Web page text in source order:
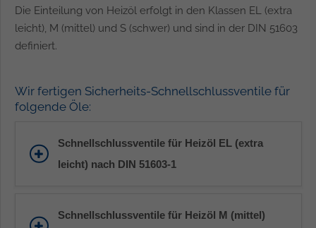
Die Einteilung von Heizöl erfolgt in den Klassen EL (extra
leicht), M (mittel) und S (schwer) und sind in der DIN 51603
definiert.
Wir fertigen Sicherheits-Schnellschlussventile für
folgende Öle:
Schnellschlussventile für Heizöl EL (extra
leicht) nach DIN 51603-1
Schnellschlussventile für Heizöl M (mittel)